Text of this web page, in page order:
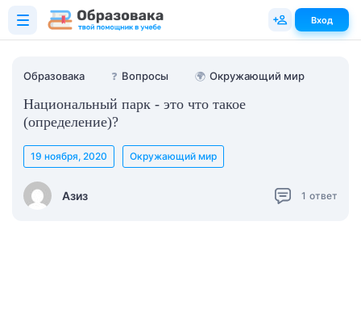
Образовака ❓ Вопросы 🌍 Окружающий мир
Национальный парк - это что такое
(определение)?
Азиз
19 ноября, 2020 Окружающий мир
1 ответ
Вход